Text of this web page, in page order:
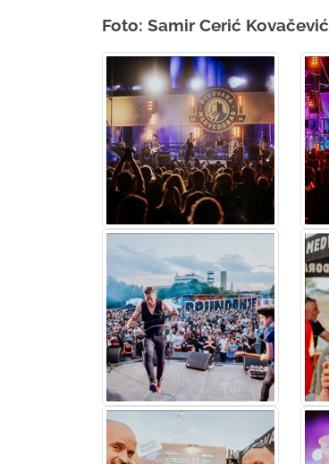
Foto: Samir Cerić Kovačević